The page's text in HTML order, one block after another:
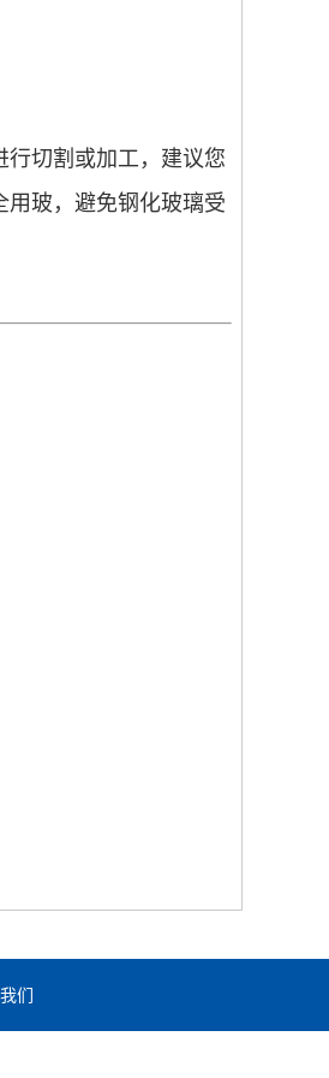
切割或加工，建议您
玻，避免钢化玻璃受
们